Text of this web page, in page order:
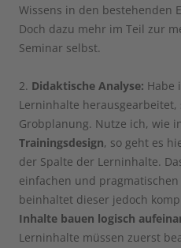
Wissens in den bestehenden
Doch dazu mehr im Teil zur
Seminar selbst.
2. Didaktische Analyse: Habe
Lerninhalte
Grobplanung. Nutze ich, wie
Trainingsdesign, so geht es
der Spalte der Lerninhalte.
einfachen und
beinhaltet dieser jedoch
Inhalte bauen logisch
Lerninhalte müssen zuerst